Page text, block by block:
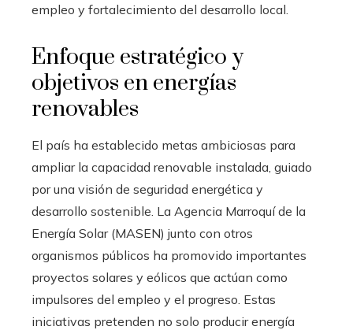
empleo y fortalecimiento del desarrollo local.
Enfoque estratégico y
objetivos en energías
renovables
El país ha establecido metas ambiciosas para
ampliar la capacidad renovable instalada, guiado
por una visión de seguridad energética y
desarrollo sostenible. La Agencia Marroquí de la
Energía Solar (MASEN) junto con otros
organismos públicos ha promovido importantes
proyectos solares y eólicos que actúan como
impulsores del empleo y el progreso. Estas
iniciativas pretenden no solo producir energía